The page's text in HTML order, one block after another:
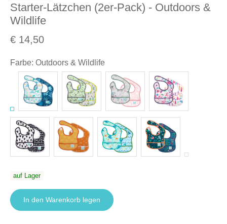
Starter-Lätzchen (2er-Pack) - Outdoors &
Wildlife
€ 14,50
Farbe: Outdoors & Wildlife
auf Lager
In den Warenkorb legen